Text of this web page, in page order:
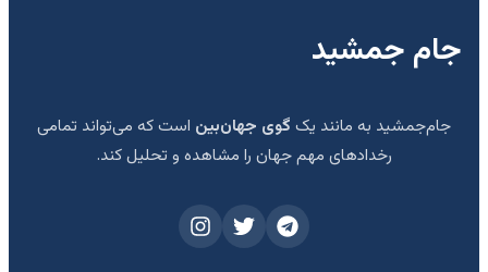
جام جمشید
جام‌جمشید به مانند یک گوی جهان‌بین است که می‌تواند تمامی
رخدادهای مهم جهان را مشاهده و تحلیل کند.